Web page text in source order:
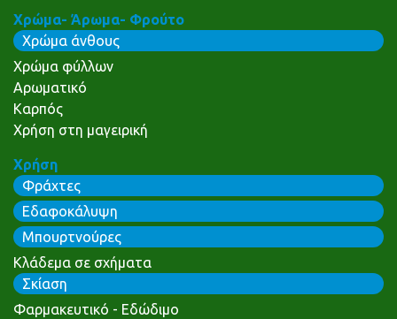
Χρώμα- Άρωμα- Φρούτο
Χρώμα άνθους
Χρώμα φύλλων
Αρωματικό
Καρπός
Χρήση στη μαγειρική
Χρήση
Φράχτες
Εδαφοκάλυψη
Μπουρτνούρες
Κλάδεμα σε σχήματα
Σκίαση
Φαρμακευτικό - Εδώδιμο